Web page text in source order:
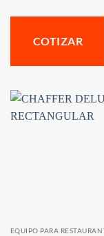
COTIZAR